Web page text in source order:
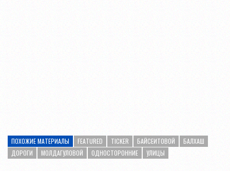
ПОХОЖИЕ МАТЕРИАЛЫ FEATURED TICKER БАЙСЕИТОВОЙ
БАЛХАШ
ДОРОГИ
МОЛДАГУЛОВОЙ ОДНОСТОРОННИЕ УЛИЦЫ